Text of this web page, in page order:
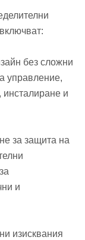
без сложни
управление,
инсталиране и
за защита на
и
изисквания